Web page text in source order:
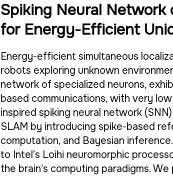
Spiking Neural Network
for Energy-Efficient
Energy-efficient simultaneous
robots exploring unknown
network of specialized neurons,
based communications, with very
inspired spiking neural network
SLAM by introducing spike-based
computation, and Bayesian
to Intel’s Loihi neuromorphic
the brain’s computing paradigms.